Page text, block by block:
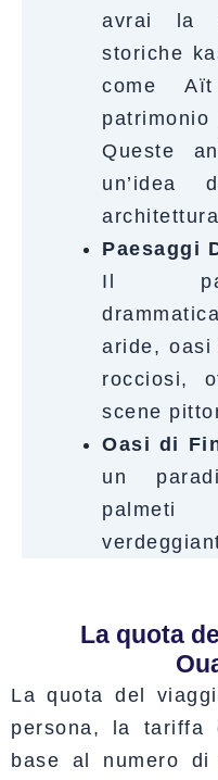
avrai la
storiche
come
patrimonio
Queste
un’idea
Paesaggi
Il
aride, oasi
rocciosi,
scene
Oasi di
un
La quota
La quota del
persona, la tariffa
base al numero